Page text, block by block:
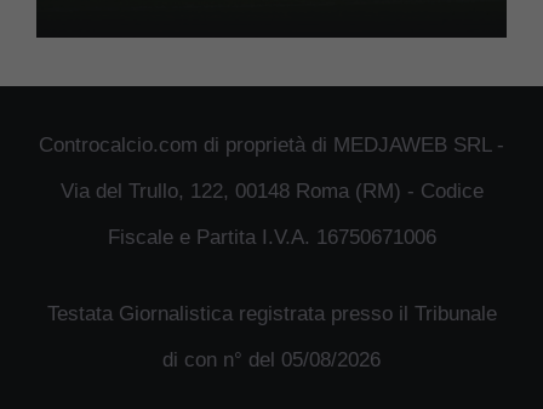
Controcalcio.com di proprietà di MEDJAWEB SRL -
Via del Trullo, 122, 00148 Roma (RM) - Codice
Fiscale e Partita I.V.A. 16750671006
Testata Giornalistica registrata presso il Tribunale
di con n° del 05/08/2026